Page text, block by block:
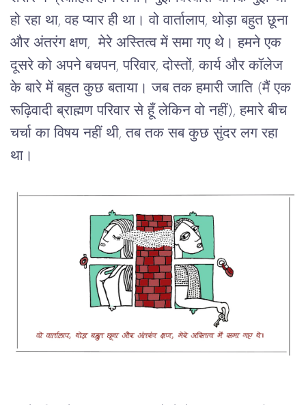
हो रहा था, वह प्यार ही था। वो वार्तालाप, थोड़ा बहुत छूना
और अंतरंग क्षण, मेरे अस्तित्व में समा गए थे। हमने एक
दूसरे को अपने बचपन, परिवार, दोस्तों, कार्य और कॉलेज
के बारे में बहुत कुछ बताया। जब तक हमारी जाति (मैं एक
रूढ़िवादी ब्राह्मण परिवार से हूँ लेकिन वो नहीं), हमारे बीच
चर्चा का विषय नहीं थी, तब तक सब कुछ सुंदर लग रहा
था।